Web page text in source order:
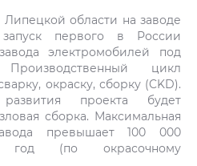
Липецкой области на заводе
первого в России
электромобилей под
цикл
окраску, сборку (CKD).
проекта будет
сборка. Максимальная
превышает 100 000
год (по окрасочному